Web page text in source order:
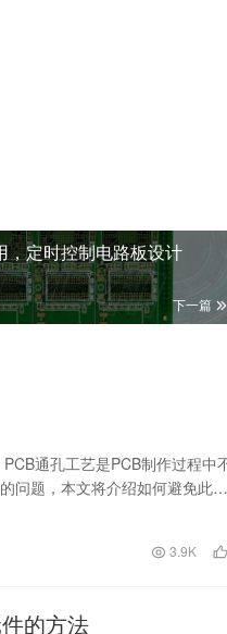
，定时控制电路板设计
下一篇
通孔工艺是PCB制作过程中
问题，本文将介绍如何避免此类
3.9K
的方法